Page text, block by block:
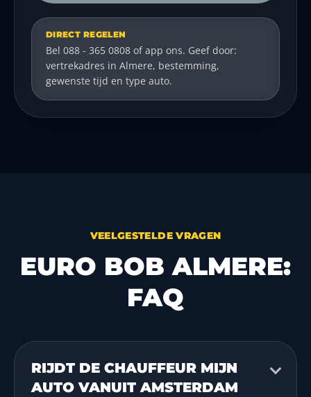
DIRECT REGELEN
Bel 088 - 365 0808 of app ons. Geef door:
vertrekadres in Almere, bestemming,
gewenste tijd en type auto.
VEELGESTELDE VRAGEN
EURO BOB ALMERE:
FAQ
RIJDT DE CHAUFFEUR MIJN
AUTO VANUIT AMSTERDAM